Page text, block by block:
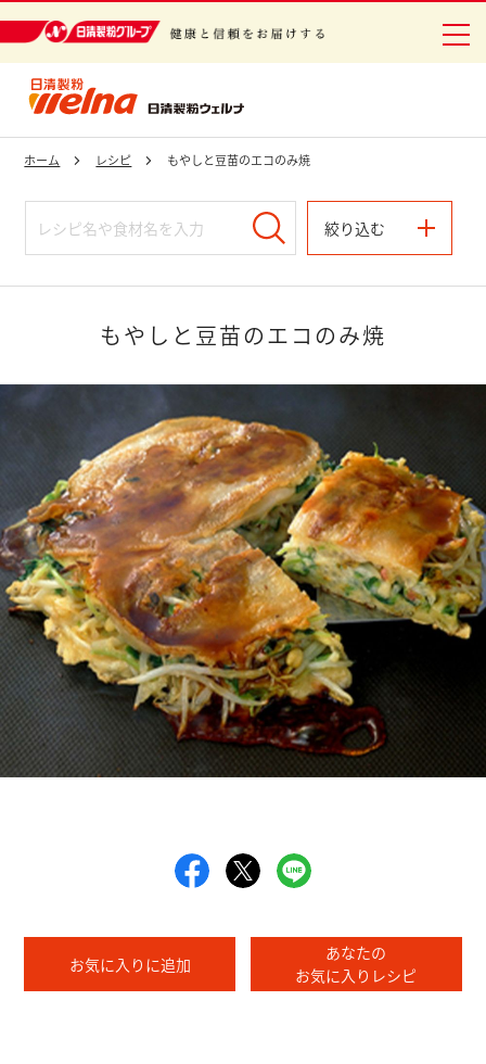
ホーム レシピ もやしと豆苗のエコのみ焼
絞り込む
もやしと豆苗のエコのみ焼
お気に入りに追加
あなたの
お気に入りレシピ